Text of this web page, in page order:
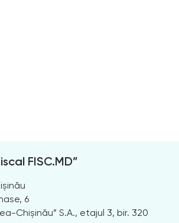
FISC.MD”
6
Chișinău” S.A., etajul 3, bir. 320